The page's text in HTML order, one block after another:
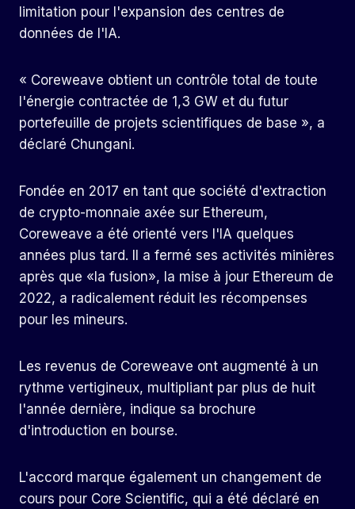
limitation pour l'expansion des centres de
données de l'IA.
« Coreweave obtient un contrôle total de toute
l'énergie contractée de 1,3 GW et du futur
portefeuille de projets scientifiques de base », a
déclaré Chungani.
Fondée en 2017 en tant que société d'extraction
de crypto-monnaie axée sur Ethereum,
Coreweave a été orienté vers l'IA quelques
années plus tard. Il a fermé ses activités minières
après que «la fusion», la mise à jour Ethereum de
2022, a radicalement réduit les récompenses
pour les mineurs.
Les revenus de Coreweave ont augmenté à un
rythme vertigineux, multipliant par plus de huit
l'année dernière, indique sa brochure
d'introduction en bourse.
L'accord marque également un changement de
cours pour Core Scientific, qui a été déclaré en